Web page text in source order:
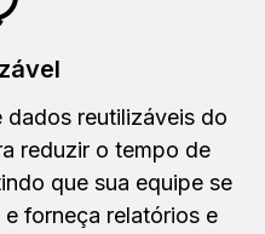
reutilizáveis do
reduzir o tempo de
que sua equipe se
forneça relatórios e